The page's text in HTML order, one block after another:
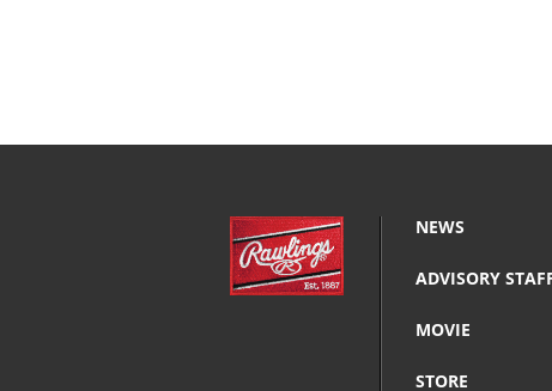
NEWS
ADVISORY
MOVIE
STORE